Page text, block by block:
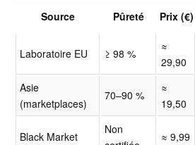
Source Pûreté Prix (€)
Laboratoire EU ≥ 98 %
≈
29,90
Asie
(marketplaces)
70–90 %
≈
19,50
Black Market
Non
≈ 9,99